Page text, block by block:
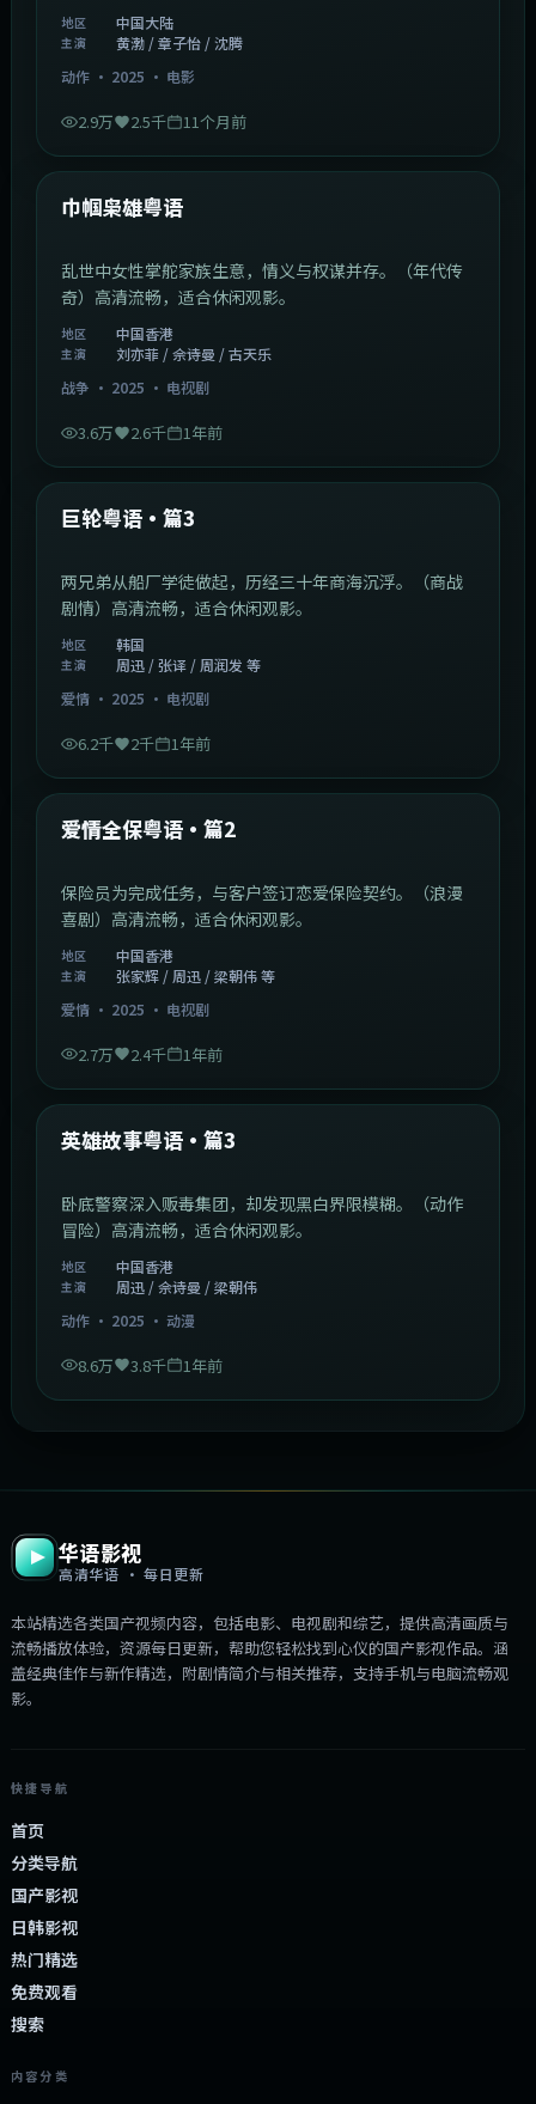
地区 中国大陆
主演
黄渤 / 章子怡 / 沈腾
动作· 2025 · 电影
2.9万 2.5千 11个月前
最新
巾帼枭雄粤语
乱世中女性掌舵家族生意，情义与权谋并存。（年代传
奇）高清流畅，适合休闲观影。
地区 中国香港
主演
刘亦菲 / 佘诗曼 / 古天乐
战争 · 2025 · 电视剧
3.6万 2.6千 1年前
最新
巨轮粤语·篇3
两兄弟从船厂学徒做起，历经三十年商海沉浮。（商战
剧情）高清流畅，适合休闲观影。
地区 韩国
主演
周迅 / 张译 / 周润发 等
爱情· 2025 · 电视剧
6.2千 2千 1年前
最新
爱情全保粤语·篇2
保险员为完成任务，与客户签订恋爱保险契约。（浪漫
喜剧）高清流畅，适合休闲观影。
地区 中国香港
主演
张家辉 / 周迅 / 梁朝伟 等
爱情· 2025 · 电视剧
2.7万 2.4千 1年前
最新
英雄故事粤语·篇3
卧底警察深入贩毒集团，却发现黑白界限模糊。（动作
冒险）高清流畅，适合休闲观影。
地区 中国香港
主演
周迅 / 佘诗曼 / 梁朝伟
动作· 2025 · 动漫
8.6万 3.8千 1年前
华语影视
高清华语 · 每日更新
本站精选各类国产视频内容，包括电影、电视剧和综艺，提供高清画质与
流畅播放体验，资源每日更新，帮助您轻松找到心仪的国产影视作品。涵
盖经典佳作与新作精选，附剧情简介与相关推荐，支持手机与电脑流畅观
影。
快捷导航
首页
分类导航
国产影视
日韩影视
热门精选
免费观看
搜索
内容分类